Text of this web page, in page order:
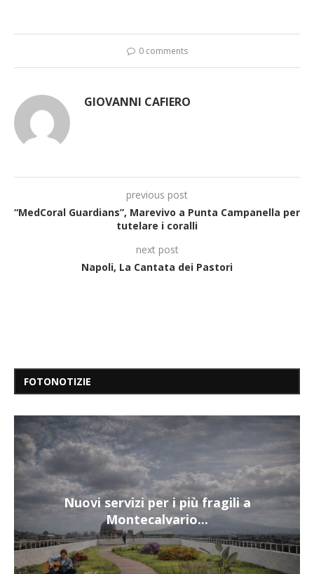
0 comments
GIOVANNI CAFIERO
previous post
“MedCoral Guardians”, Marevivo a Punta Campanella per
tutelare i coralli
next post
Napoli, La Cantata dei Pastori
FOTONOTIZIE
Nuovi servizi per i più fragili a
Montecalvario...